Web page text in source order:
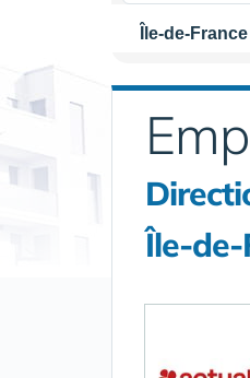
Île-de-France
Île-de-